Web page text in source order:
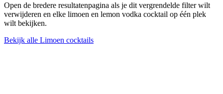
Open de bredere resultatenpagina als je dit vergrendelde filter wilt
verwijderen en elke limoen en lemon vodka cocktail op één plek
wilt bekijken.
Bekijk alle Limoen cocktails